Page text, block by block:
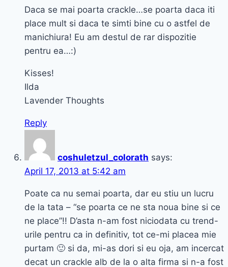
Daca se mai poarta crackle…se poarta daca iti
place mult si daca te simti bine cu o astfel de
manichiura! Eu am destul de rar dispozitie
pentru ea…:)
Kisses!
Ilda
Lavender Thoughts
Reply
coshuletzul_colorath says:
April 17, 2013 at 5:42 am
Poate ca nu semai poarta, dar eu stiu un lucru
de la tata – “se poarta ce ne sta noua bine si ce
ne place”!! D’asta n-am fost niciodata cu trend-
urile pentru ca in definitiv, tot ce-mi placea mie
purtam 🙂 si da, mi-as dori si eu oja, am incercat
decat un crackle alb de la o alta firma si n-a fost